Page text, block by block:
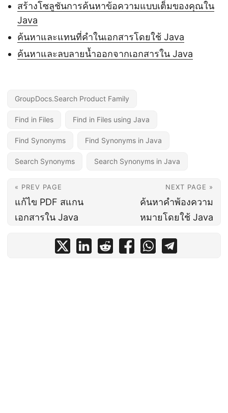
สร้างโซลูชันการค้นหาข้อความแบบเต็มของคุณใน
Java
ค้นหาและแทนที่คำในเอกสารโดยใช้ Java
ค้นหาและลบลายน้ำออกจากเอกสารใน Java
GroupDocs.Search Product Family
Find in Files Find in Files using Java
Find Synonyms Find Synonyms in Java
Search Synonyms Search Synonyms in Java
« PREV PAGE
แก้ไข PDF สแกน
เอกสารใน Java
NEXT PAGE »
ค้นหาคำพ้องความ
หมายโดยใช้ Java